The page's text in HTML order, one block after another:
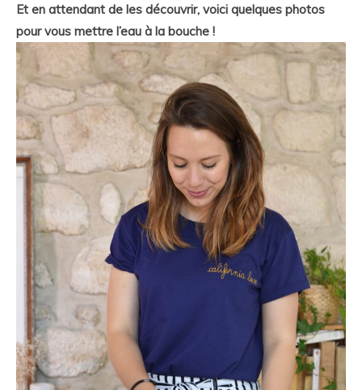
Et en attendant de les découvrir, voici quelques photos
pour vous mettre l’eau à la bouche !